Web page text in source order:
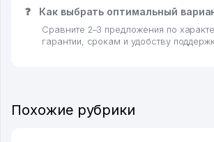
❓ Как выбрать оптимальный
Сравните 2–3 предложения по
гарантии, срокам и удобству
Похожие рубрики